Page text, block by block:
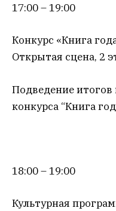
17:00 – 19:00
Конкурс «Книга
Открытая сцена, 2
Подведение
конкурса “Книга
18:00 – 19:00
Культурная